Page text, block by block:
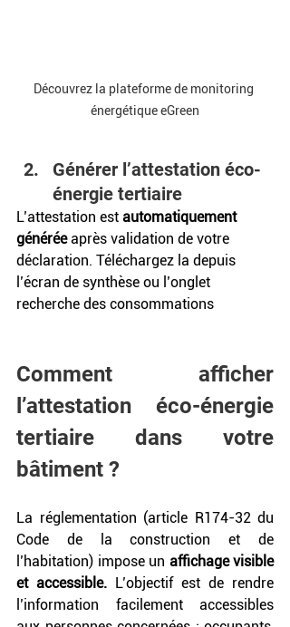
Découvrez la plateforme de monitoring
énergétique eGreen
Générer l’attestation éco-
énergie tertiaire
L’attestation est automatiquement
générée après validation de votre
déclaration. Téléchargez la depuis
l’écran de synthèse ou l’onglet
recherche des consommations
Comment afficher
l’attestation éco-énergie
tertiaire dans votre
bâtiment ?
La réglementation (article R174-32 du
Code de la construction et de
l’habitation) impose un affichage visible
et accessible. L’objectif est de rendre
l’information facilement accessibles